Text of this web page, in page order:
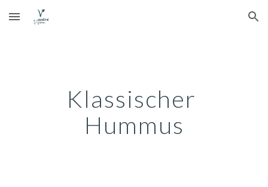
Skip to main content Skip to navigation
Klassischer
Hummus